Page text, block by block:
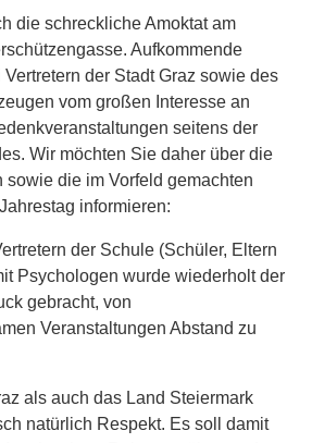
die schreckliche Amoktat am
Aufkommende
der Stadt Graz sowie des
vom großen Interesse an
seitens der
Wir möchten Sie daher über die
sowie die im Vorfeld gemachten
informieren:
der Schule (Schüler, Eltern
Psychologen wurde wiederholt der
gebracht, von
Veranstaltungen Abstand zu
als auch das Land Steiermark
natürlich Respekt. Es soll damit